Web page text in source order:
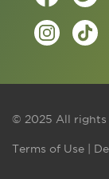
© 2025 All rights
Terms of Use |